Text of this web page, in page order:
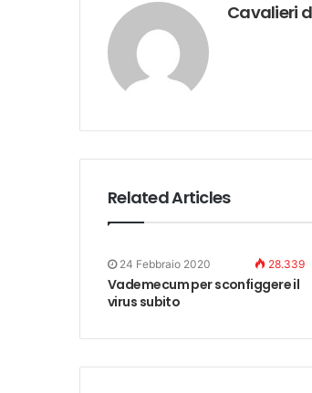
Cavalieri
Related Articles
24 Febbraio 2020 28.339
Vademecum per sconfiggere il
virus subito